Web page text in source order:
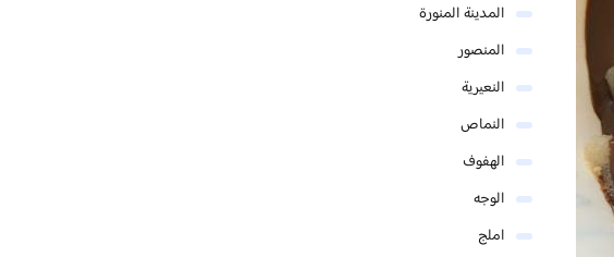
المدينة المنورة
المنصور
النعيرية
النماص
الهفوف
الوجه
املج